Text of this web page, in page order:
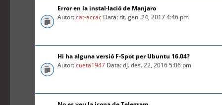
Error en la instal·lació de Manjaro
Autor:cat-acrac Data: dt. gen. 24, 2017 4:46 pm
Hi ha alguna versió F-Spot per Ubuntu 16.04?
Autor:cueta1947 Data: dj. des. 22, 2016 5:06 pm